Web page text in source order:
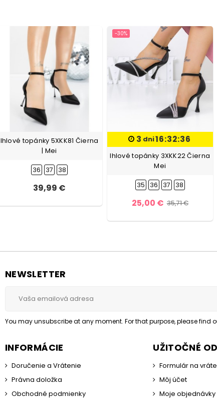
Ihlové topánky 5XKK81 Čierna
| Mei
36 37 38
39,99 €
-30%
3 dni16:32:36
Ihlové topánky 3XKK22 Čierna
Mei
35 36 37 38
25,00 € 35,71 €
NEWSLETTER
You may unsubscribe at any moment. For that purpose, please find
INFORMÁCIE
Doručenie a Vrátenie
Právna doložka
Obchodné podmienky
UŽITOČNÉ
Formulár na
Môj účet
Moje objednávky